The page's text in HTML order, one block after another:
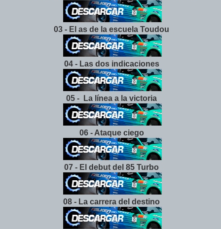
03 - El as de la escuela Toudou
04 - Las dos indicaciones
05 - La línea a la victoria
06 - Ataque ciego
07 - El debut del 85 Turbo
08 - La carrera del destino